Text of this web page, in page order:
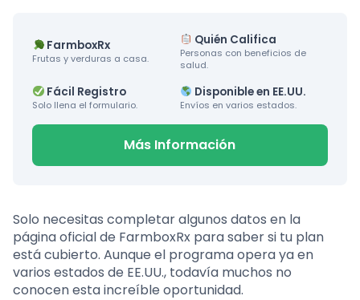
FarmboxRx
Frutas y verduras a casa.
Quién Califica
Personas con beneficios de
salud.
Fácil Registro
Solo llena el formulario.
Disponible en EE.UU.
Envíos en varios estados.
Más Información
Solo necesitas completar algunos datos en la
página oficial de FarmboxRx para saber si tu plan
está cubierto. Aunque el programa opera ya en
varios estados de EE.UU., todavía muchos no
conocen esta increíble oportunidad.